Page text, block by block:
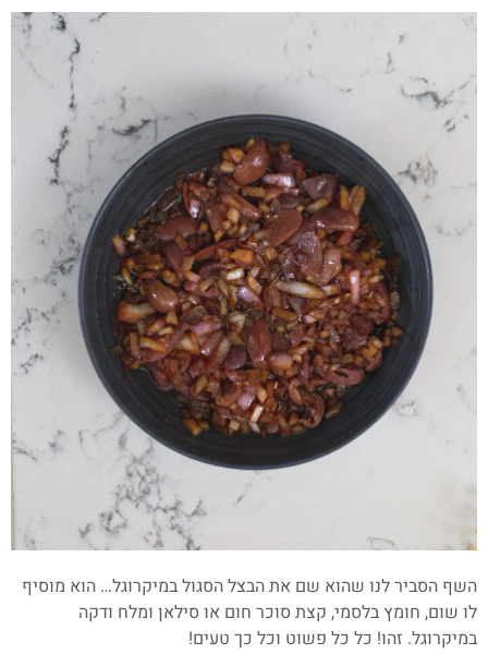
השף הסביר לנו שהוא שם את הבצל הסגול במיקרוגל… הוא מוסיף
לו שום, חומץ בלסמי, קצת סוכר חום או סילאן ומלח ודקה
במיקרוגל. זהו! כל כל פשוט וכל כך טעים!